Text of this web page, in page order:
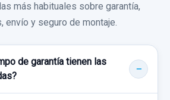
envío no incluidos.
envío no incluidos.
más habituales sobre garantía,
envío y seguro de montaje.
de garantía tienen las